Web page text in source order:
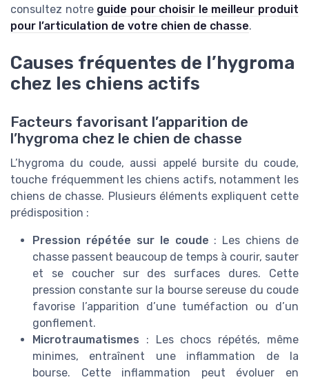
consultez notre guide pour choisir le meilleur produit
pour l’articulation de votre chien de chasse.
Causes fréquentes de l’hygroma
chez les chiens actifs
Facteurs favorisant l’apparition de
l’hygroma chez le chien de chasse
L’hygroma du coude, aussi appelé bursite du coude,
touche fréquemment les chiens actifs, notamment les
chiens de chasse. Plusieurs éléments expliquent cette
prédisposition :
Pression répétée sur le coude : Les chiens de
chasse passent beaucoup de temps à courir, sauter
et se coucher sur des surfaces dures. Cette
pression constante sur la bourse sereuse du coude
favorise l’apparition d’une tuméfaction ou d’un
gonflement.
Microtraumatismes : Les chocs répétés, même
minimes, entraînent une inflammation de la
bourse. Cette inflammation peut évoluer en